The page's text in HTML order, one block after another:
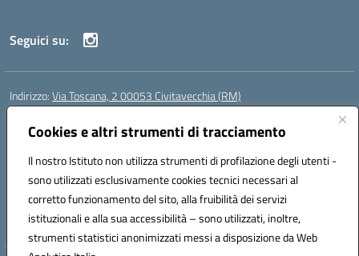
Cookies e altri strumenti di tracciamento
Il nostro Istituto non utilizza strumenti di profilazione degli utenti -
sono utilizzati esclusivamente cookies tecnici necessari al
corretto funzionamento del sito, alla fruibilità dei servizi
istituzionali e alla sua accessibilità – sono utilizzati, inoltre,
strumenti statistici anonimizzati messi a disposizione da Web
Seguici su:
Indirizzo:Via Toscana, 2 00053 Civitavecchia (RM)
Centralino:
Posta elettronica certificata (PEC):rmic8b900g@pec.istruzione.it
Codice fiscale: 91038380589
Codice meccanografico:RMIC8B900G
Codice Indice delle Pubbliche Amministrazioni (IPA): istsc_rmic8b900g
Codice unico di fatturazione (CUF): UFP4NO